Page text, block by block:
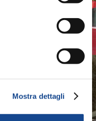
Mostra dettagli
Manufacturers